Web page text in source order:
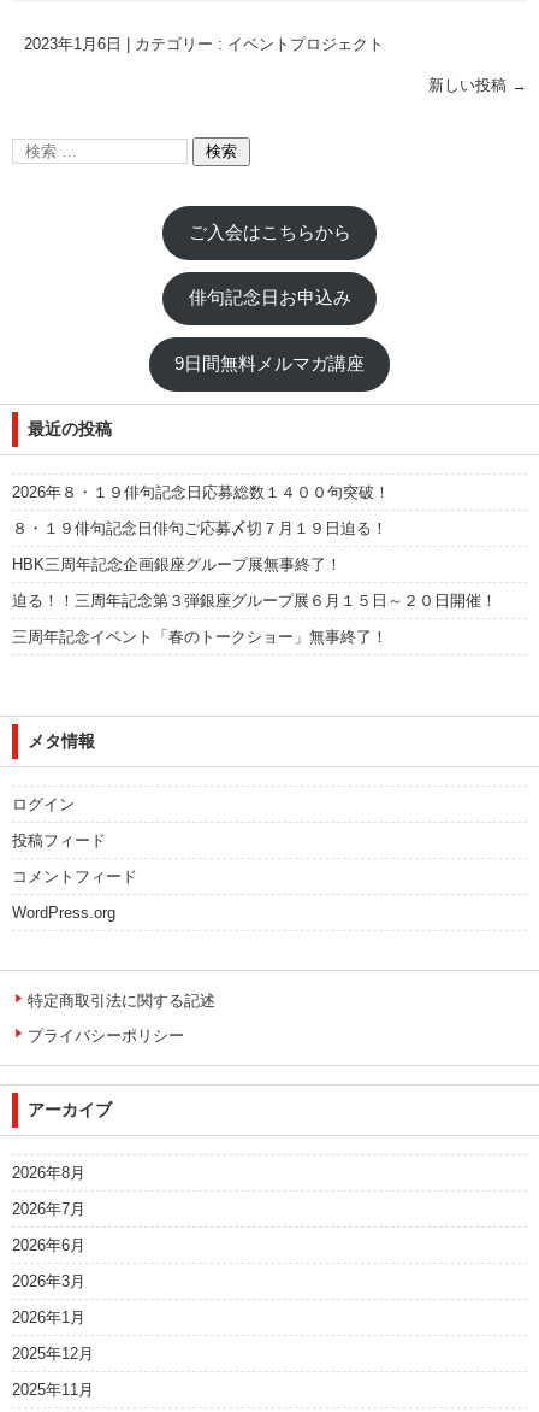
2023年1月6日 カテゴリー : イベントプロジェクト
新しい投稿 →
ご入会はこちらから
俳句記念日お申込み
9日間無料メルマガ講座
最近の投稿
2026年８・１９俳句記念日応募総数１４００句突破！
８・１９俳句記念日俳句ご応募〆切７月１９日迫る！
HBK三周年記念企画銀座グループ展無事終了！
迫る！！三周年記念第３弾銀座グループ展６月１５日～２０日開催！
三周年記念イベント「春のトークショー」無事終了！
メタ情報
ログイン
投稿フィード
コメントフィード
WordPress.org
特定商取引法に関する記述
プライバシーポリシー
アーカイブ
2026年8月
2026年7月
2026年6月
2026年3月
2026年1月
2025年12月
2025年11月